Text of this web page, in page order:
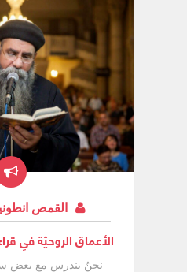
؟؟ عملوا الكنيسة ، فَلَمْ
عَنِ السماء ، ليس فقط
محبّتهُم للسماء حبّوا أنْ
فأبتدأوا يُصّوروا السماء
وَالألوان وَالنغمات ،
فِى حدود الإِمكانيات
؟ نرسِم ، نلّوِن ؟
المسيحيون بحيث أنْ
السماء ، وَأصبحوا
بِمعنى يُحضِروا ،
القمص
الأعماق الروحيّة فىِ
نحنُ بندرس مع بعض